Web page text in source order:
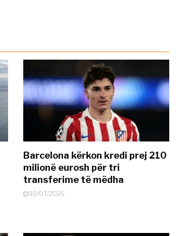
Barcelona kërkon kredi prej 210
milionë eurosh për tri
transferime të mëdha
10/07/2026